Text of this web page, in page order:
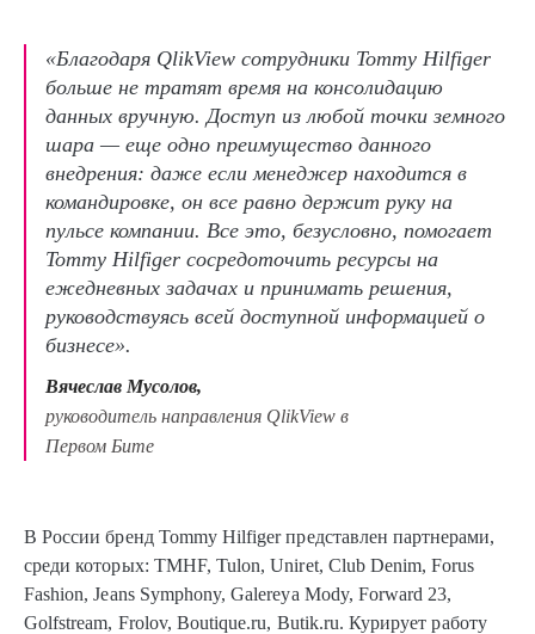
«Благодаря QlikView сотрудники Tommy Hilfiger
больше не тратят время на консолидацию
данных вручную. Доступ из любой точки земного
шара — еще одно преимущество данного
внедрения: даже если менеджер находится в
командировке, он все равно держит руку на
пульсе компании. Все это, безусловно, помогает
Tommy Hilfiger сосредоточить ресурсы на
ежедневных задачах и принимать решения,
руководствуясь всей доступной информацией о
бизнесе».
Вячеслав Мусолов,
руководитель направления QlikView в
Первом Бите
В России бренд Tommy Hilfiger представлен партнерами,
среди которых: TMHF, Tulon, Uniret, Club Denim, Forus
Fashion, Jeans Symphony, Galereya Mody, Forward 23,
Golfstream, Frolov, Boutique.ru, Butik.ru. Курирует работу